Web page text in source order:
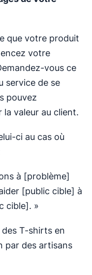
que votre produit
votre
vous ce
service de se
pouvez
la valeur au client.
ci au cas où
à [problème]
[public cible] à
cible]. »
T-shirts en
par des artisans